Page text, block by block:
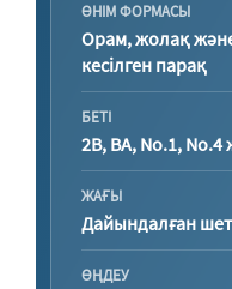
ӨНІМ ФОРМАСЫ
Орам, жолақ
кесілген парақ
БЕТІ
2B, BA, No.1,
ЖАҒЫ
Дайындалған шет
ӨҢДЕУ